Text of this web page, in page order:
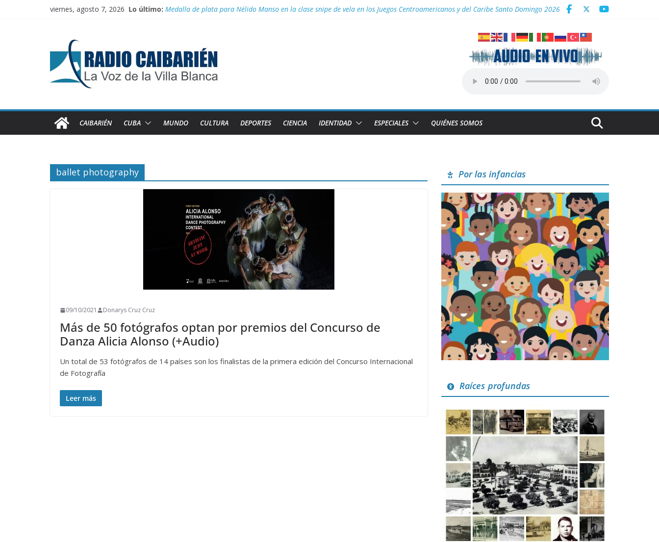
viernes, agosto 7, 2026 Lo último: Medalla de plata para Nélido Manso en la clase snipe de vela en los Juegos Centroamericanos y del Caribe Santo Domingo 2026
Recorren federadas de Caibarién la historia local
CAIBARIÉN CUBA MUNDO CULTURA DEPORTES CIENCIA IDENTIDAD ESPECIALES QUIÉNES SOMOS
ballet photography
09/10/2021 Donarys Cruz Cruz
Más de 50 fotógrafos optan por premios del Concurso de
Danza Alicia Alonso (+Audio)
Un total de 53 fotógrafos de 14 países son los finalistas de la primera edición del Concurso Internacional
de Fotografía
Leer más
Por las infancias
Raíces profundas